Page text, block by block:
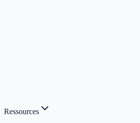
Ressources